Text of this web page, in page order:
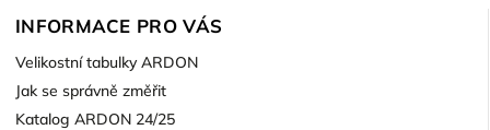
INFORMACE PRO VÁS
Velikostní tabulky ARDON
Jak se správně změřit
Katalog ARDON 24/25